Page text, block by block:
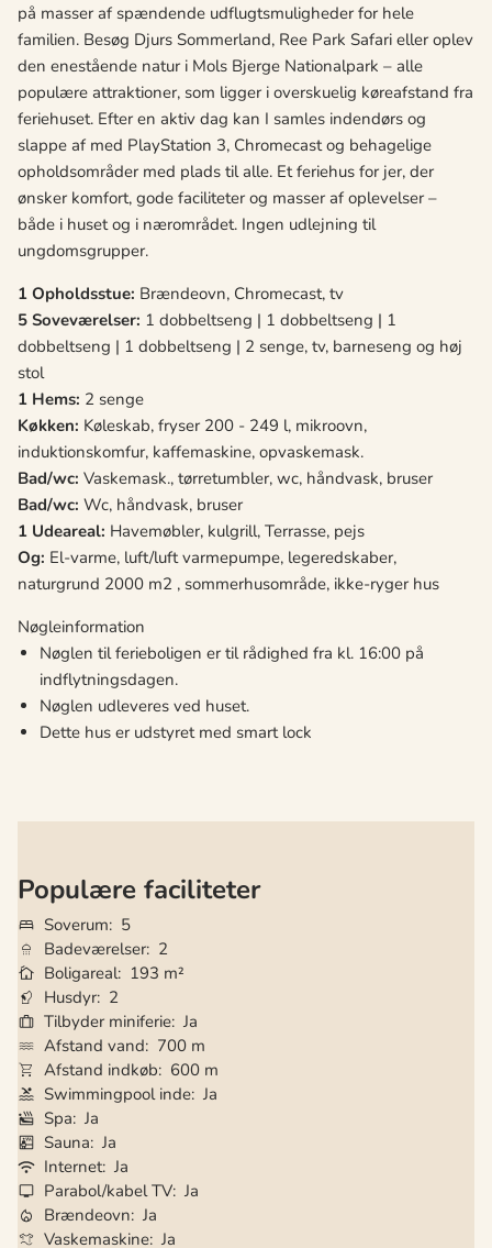
på masser af spændende udflugtsmuligheder for hele
familien. Besøg Djurs Sommerland, Ree Park Safari eller oplev
den enestående natur i Mols Bjerge Nationalpark – alle
populære attraktioner, som ligger i overskuelig køreafstand fra
feriehuset. Efter en aktiv dag kan I samles indendørs og
slappe af med PlayStation 3, Chromecast og behagelige
opholdsområder med plads til alle. Et feriehus for jer, der
ønsker komfort, gode faciliteter og masser af oplevelser –
både i huset og i nærområdet. Ingen udlejning til
ungdomsgrupper.
1 Opholdsstue: Brændeovn, Chromecast, tv
5 Soveværelser: 1 dobbeltseng | 1 dobbeltseng | 1
dobbeltseng | 1 dobbeltseng | 2 senge, tv, barneseng og høj
stol
1 Hems: 2 senge
Køkken: Køleskab, fryser 200 - 249 l, mikroovn,
induktionskomfur, kaffemaskine, opvaskemask.
Bad/wc: Vaskemask., tørretumbler, wc, håndvask, bruser
Bad/wc: Wc, håndvask, bruser
1 Udeareal: Havemøbler, kulgrill, Terrasse, pejs
Og: El-varme, luft/luft varmepumpe, legeredskaber,
naturgrund 2000 m2 , sommerhusområde, ikke-ryger hus
Nøgleinformation
Nøglen til ferieboligen er til rådighed fra kl. 16:00 på
indflytningsdagen.
Nøglen udleveres ved huset.
Dette hus er udstyret med smart lock
Populære faciliteter
Soverum
5
Badeværelser 2
Boligareal 193 m²
Husdyr 2
Tilbyder miniferie Ja
Afstand vand
700 m
Afstand indkøb
600 m
Swimmingpool inde Ja
Spa Ja
Sauna Ja
Internet Ja
Parabol/kabel TV Ja
Brændeovn Ja
Vaskemaskine Ja